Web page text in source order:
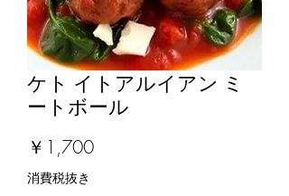
ケト イトアルイアン ミ
ートボール
￥1,700価
消費税抜き